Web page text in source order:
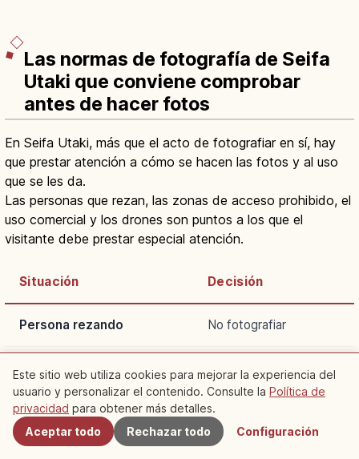
Las normas de fotografía de Seifa
Utaki que conviene comprobar
antes de hacer fotos
En Seifa Utaki, más que el acto de fotografiar en sí, hay
que prestar atención a cómo se hacen las fotos y al uso
que se les da.
Las personas que rezan, las zonas de acceso prohibido, el
uso comercial y los drones son puntos a los que el
visitante debe prestar especial atención.
Situación Decisión
Persona rezando No fotografiar
Zona de acceso prohibido No entrar
Uso comercial Confirmar de antemano
Cercanos
Este sitio web utiliza cookies para mejorar la experiencia del
usuario y personalizar el contenido. Consulte la Política de
privacidad para obtener más detalles.
Aceptar todo
Rechazar todo Configuración